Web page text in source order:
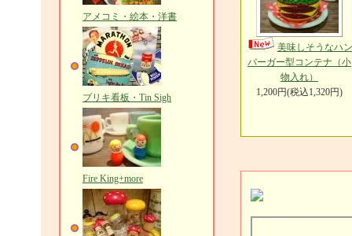
アメコミ・絵本・洋書
ブリキ看板・Tin Sigh
Fire King+more
美味しそうなハン
バーガー型コンテナ（小
物入れ）
1,200円(税込1,320円)